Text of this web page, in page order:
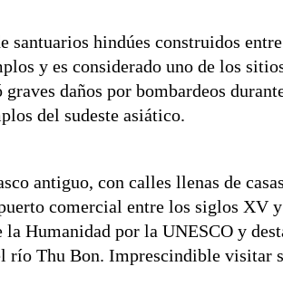
santuarios hindúes construidos
y es considerado uno de los
daños por bombardeos
del sudeste asiático.
antiguo, con calles llenas de casas
comercial entre los siglos XV
Humanidad por la UNESCO y
río Thu Bon. Imprescindible visitar